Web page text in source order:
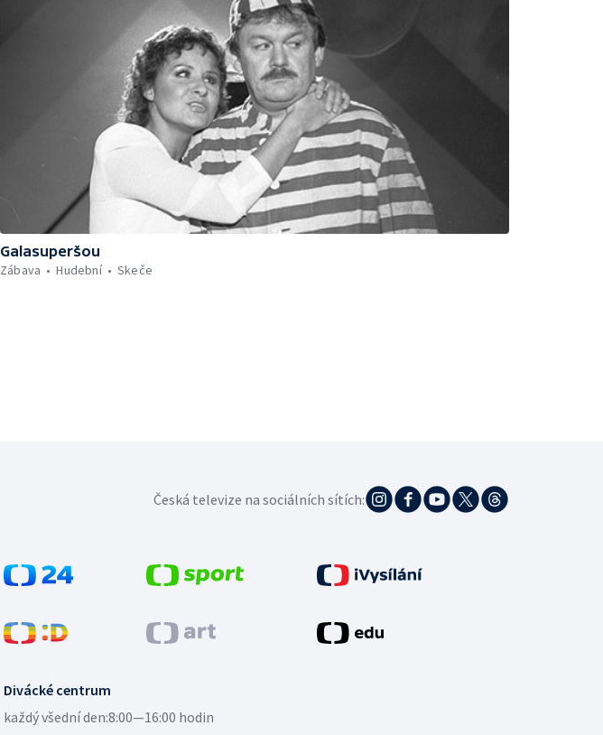
Galasuperšou
Zábava
Hudební Skeče
Divácké centrum
každý všední den:8:00—16:00 hodin
Česká televize na sociálních sítích: